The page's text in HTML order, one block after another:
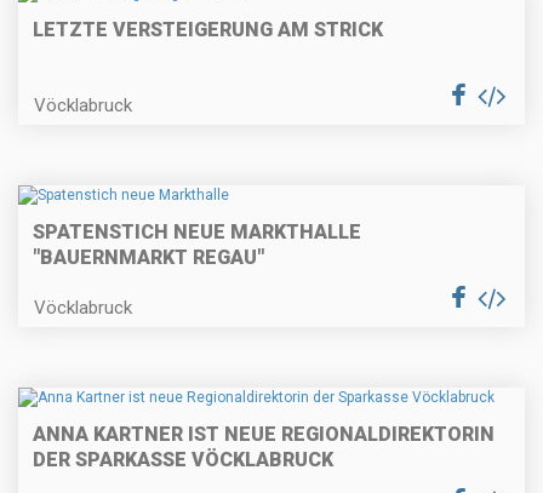
LETZTE VERSTEIGERUNG AM STRICK
Vöcklabruck
SPATENSTICH NEUE MARKTHALLE
"BAUERNMARKT REGAU"
Vöcklabruck
ANNA KARTNER IST NEUE REGIONALDIREKTORIN
DER SPARKASSE VÖCKLABRUCK